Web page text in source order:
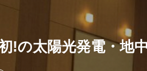
!の太陽光発電・地